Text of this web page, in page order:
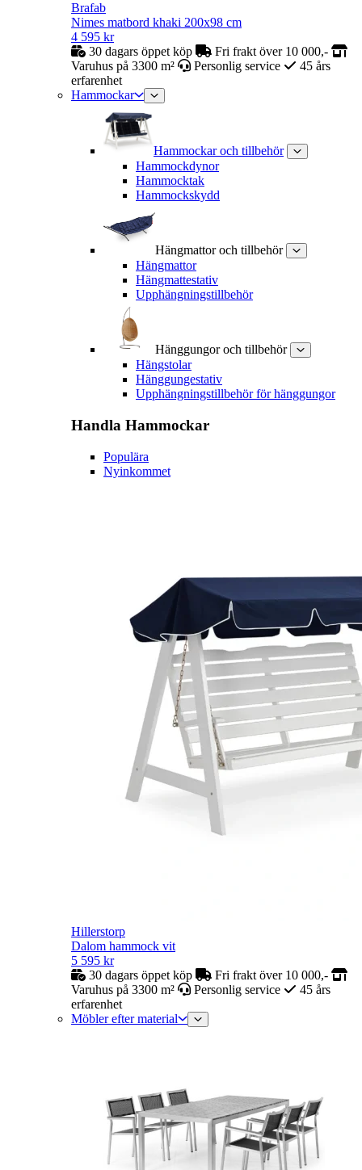
Brafab
Nimes matbord khaki 200x98 cm
4 595 kr
30 dagars öppet köp
Fri frakt över 10 000,-
Varuhus på 3300 m²
Personlig service
45 års
erfarenhet
Hammockar
Hammockar och tillbehör
Hammockdynor
Hammocktak
Hammockskydd
Hängmattor och tillbehör
Hängmattor
Hängmattestativ
Upphängningstillbehör
Hänggungor och tillbehör
Hängstolar
Hänggungestativ
Upphängningstillbehör för hänggungor
Handla Hammockar
Populära
Nyinkommet
Hillerstorp
Dalom hammock vit
5 595 kr
30 dagars öppet köp
Fri frakt över 10 000,-
Varuhus på 3300 m²
Personlig service
45 års
erfarenhet
Möbler efter material